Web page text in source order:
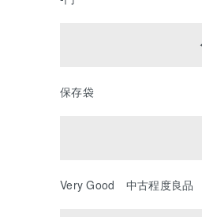
保存袋
Very Good 中古程度良品